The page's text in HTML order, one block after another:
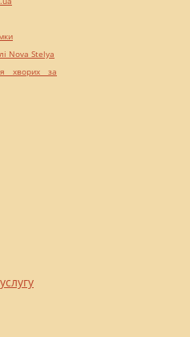
Nova Stelya
хворих за